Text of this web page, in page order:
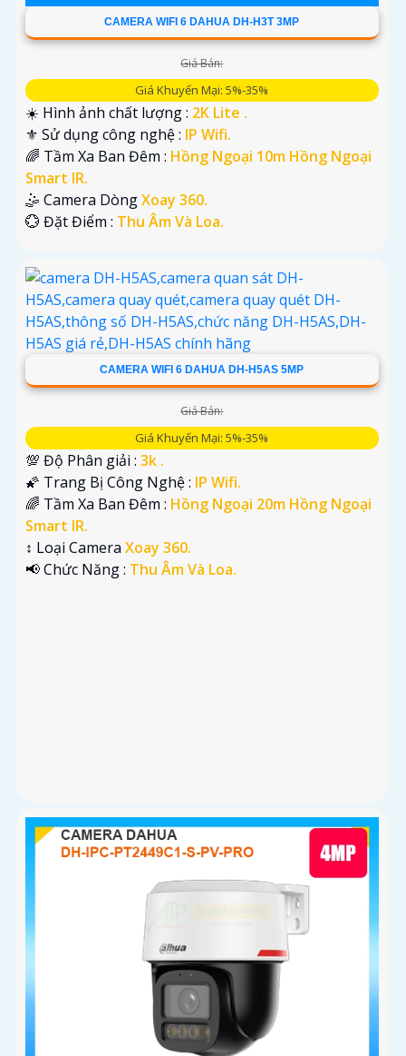
CAMERA WIFI 6 DAHUA DH-H3T 3MP
Giá Bán:
Giá Khuyến Mại: 5%-35%
☀️ Hình ảnh chất lượng : 2K Lite .
⚜️ Sử dụng công nghệ : IP Wifi.
🌈 Tầm Xa Ban Đêm : Hồng Ngoại 10m Hồng Ngoại
Smart IR.
🤹 Camera DòngXoay 360.
️💮 Đặt Điểm : Thu Âm Và Loa.
CAMERA WIFI 6 DAHUA DH-H5AS 5MP
Giá Bán:
Giá Khuyến Mại: 5%-35%
💯 Độ Phân giải : 3k .
🌠 Trang Bị Công Nghệ : IP Wifi.
🌈 Tầm Xa Ban Đêm : Hồng Ngoại 20m Hồng Ngoại
Smart IR.
↕️ Loại Camera Xoay 360.
️📢 Chức Năng : Thu Âm Và Loa.